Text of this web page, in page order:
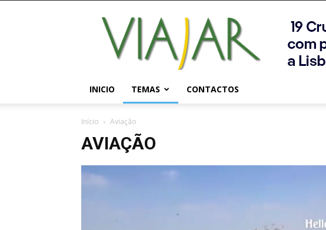
Viajar
Magazine
Online
INICIO TEMAS CONTACTOS
Início Aviação
AVIAÇÃO